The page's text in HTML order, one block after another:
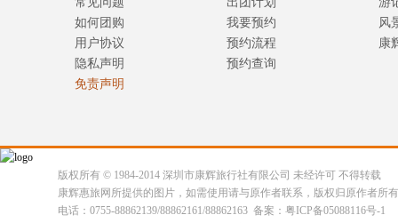
如何团购
用户协议
隐私声明
免责声明
我要预约
预约流程
预约查询
风
康
版权所有 © 1984-2014 深圳市康辉旅行社有限公司 未经许可 不得转载
康辉惠旅网所提供的图片，如需使用请与原作者联系，版权归原作者所
电话：0755-88862139/88862161/88862163 备案：粤ICP备05088116号-1